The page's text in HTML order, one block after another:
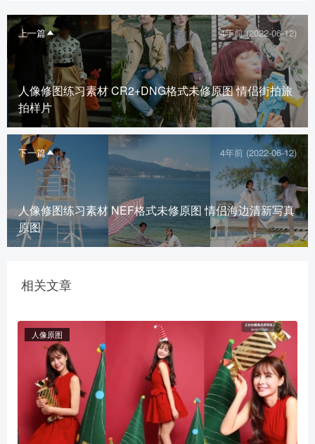
上一篇 4年前 (2022-06-12)
人像修图练习素材 CR2+DNG格式未修原图 情侣街拍旅
拍样片
下一篇 4年前 (2022-06-12)
人像修图练习素材 NEF格式未修原图 情侣海边清新写真
原图
相关文章
人像原图